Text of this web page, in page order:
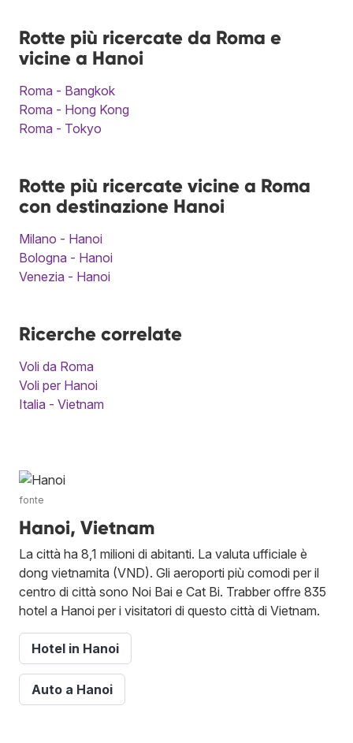
Rotte più ricercate da Roma e
vicine a Hanoi
Roma - Bangkok
Roma - Hong Kong
Roma - Tokyo
Rotte più ricercate vicine a Roma
con destinazione Hanoi
Milano - Hanoi
Bologna - Hanoi
Venezia - Hanoi
Ricerche correlate
Voli da Roma
Voli per Hanoi
Italia - Vietnam
fonte
Hanoi, Vietnam
La città ha 8,1 milioni di abitanti. La valuta ufficiale è
dong vietnamita (VND). Gli aeroporti più comodi per il
centro di città sono Noi Bai e Cat Bi. Trabber offre 835
hotel a Hanoi per i visitatori di questo città di Vietnam.
Hotel in Hanoi
Auto a Hanoi